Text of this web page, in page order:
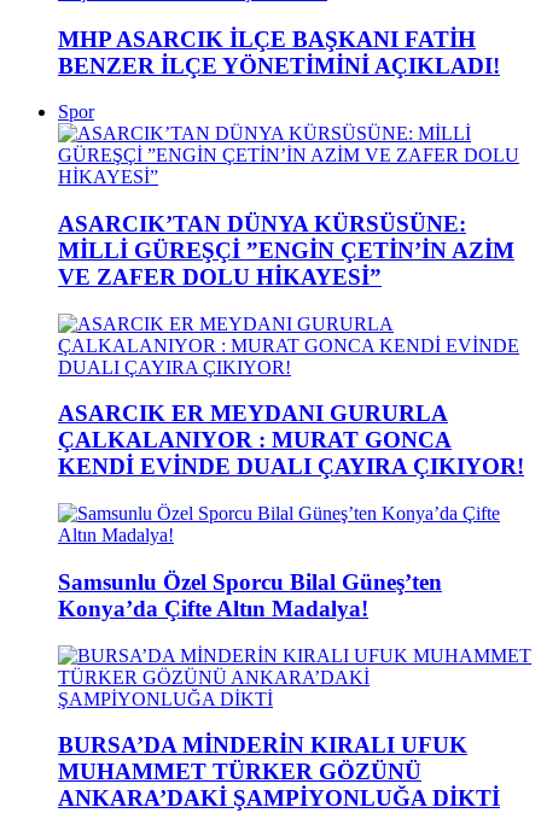
MHP ASARCIK İLÇE BAŞKANI FATİH
BENZER İLÇE YÖNETİMİNİ AÇIKLADI!
Spor
ASARCIK’TAN DÜNYA KÜRSÜSÜNE:
MİLLİ GÜREŞÇİ ”ENGİN ÇETİN’İN AZİM
VE ZAFER DOLU HİKAYESİ”
ASARCIK ER MEYDANI GURURLA
ÇALKALANIYOR : MURAT GONCA
KENDİ EVİNDE DUALI ÇAYIRA ÇIKIYOR!
Samsunlu Özel Sporcu Bilal Güneş’ten
Konya’da Çifte Altın Madalya!
BURSA’DA MİNDERİN KIRALI UFUK
MUHAMMET TÜRKER GÖZÜNÜ
ANKARA’DAKİ ŞAMPİYONLUĞA DİKTİ